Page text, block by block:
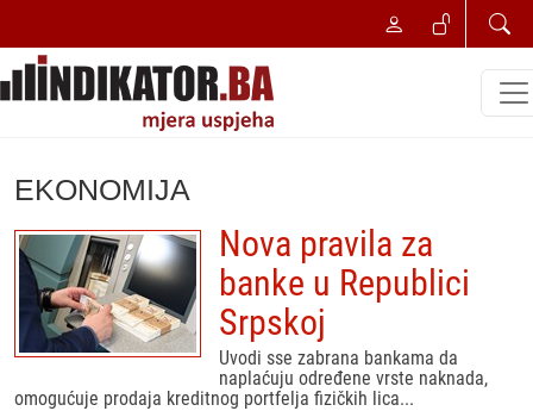
EKONOMIJA
Nova pravila za
banke u Republici
Srpskoj
Uvodi sse zabrana bankama da
naplaćuju određene vrste naknada,
omogućuje prodaja kreditnog portfelja fizičkih lica...